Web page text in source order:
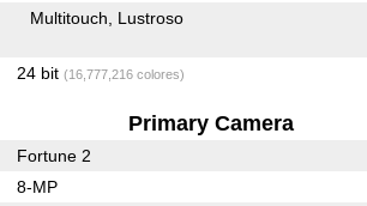
Multitouch Lustroso
24 bit (16,777,216 colores)
Primary Camera
Fortune 2
8-MP